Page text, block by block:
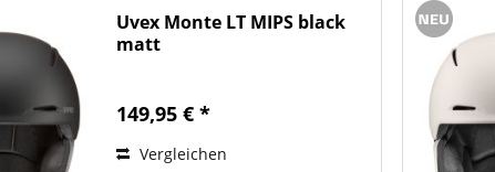
Uvex Monte LT MIPS black
matt
149,95 € *
Vergleichen